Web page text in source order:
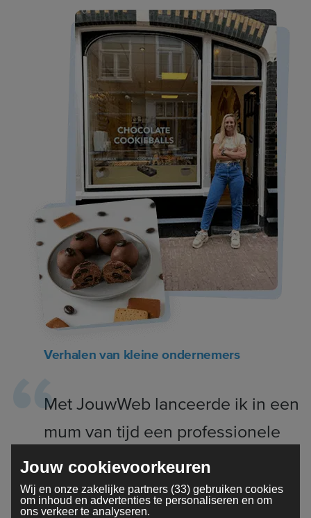
Verhalen van kleine ondernemers
Met JouwWeb lanceerde ik in een
mum van tijd een professionele
website, zodat ik me kon richten
op de groei van mijn bedrijf.
Jouw cookievoorkeuren
Wij en onze zakelijke partners (33) gebruiken cookies
om inhoud en advertenties te personaliseren en om
ons verkeer te analyseren.